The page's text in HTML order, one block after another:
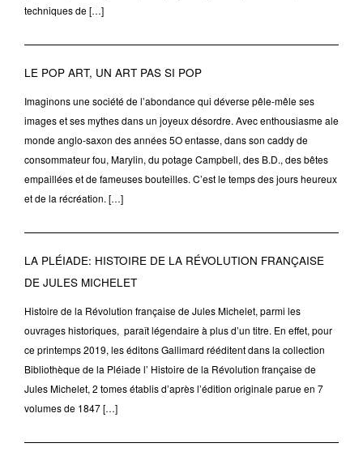
techniques de […]
LE POP ART, UN ART PAS SI POP
Imaginons une société de l’abondance qui déverse pêle-mêle ses
images et ses mythes dans un joyeux désordre. Avec enthousiasme ale
monde anglo-saxon des années 5O entasse, dans son caddy de
consommateur fou, Marylin, du potage Campbell, des B.D., des bêtes
empaillées et de fameuses bouteilles. C’est le temps des jours heureux
et de la récréation. […]
LA PLÉIADE: HISTOIRE DE LA RÉVOLUTION FRANÇAISE
DE JULES MICHELET
Histoire de la Révolution française de Jules Michelet, parmi les
ouvrages historiques, paraît légendaire à plus d’un titre. En effet, pour
ce printemps 2019, les éditons Gallimard rééditent dans la collection
Bibliothèque de la Pléiade l’ Histoire de la Révolution française de
Jules Michelet, 2 tomes établis d’après l’édition originale parue en 7
volumes de 1847 […]